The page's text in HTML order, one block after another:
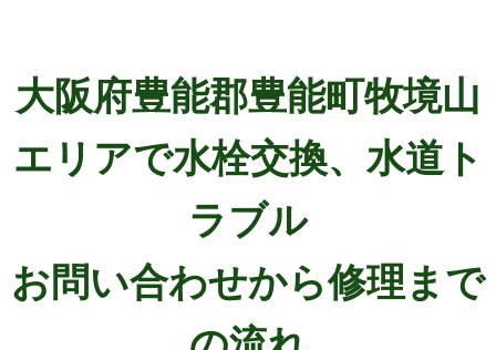
大阪府豊能郡豊能町牧境山
エリアで水栓交換、水道ト
ラブル
お問い合わせから修理まで